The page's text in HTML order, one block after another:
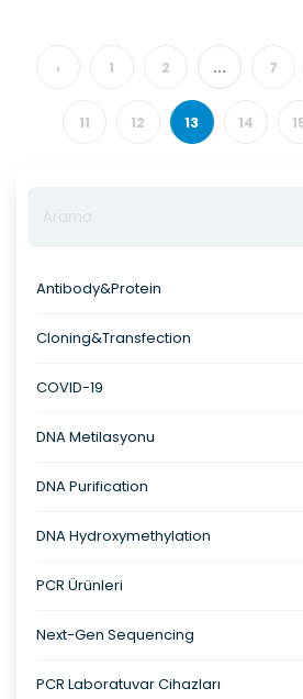
Antibody&Protein
Cloning&Transfection
COVID-19
DNA Metilasyonu
DNA Purification
DNA Hydroxymethylation
PCR Ürünleri
Next-Gen Sequencing
PCR Laboratuvar Cihazları
‹ 1 2 ... 7
11 12 13 14